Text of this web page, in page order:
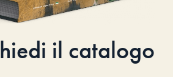
il catalogo